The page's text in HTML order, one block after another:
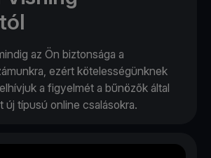
az Ön biztonsága a
ezért kötelességünknek
a figyelmét a bűnözők által
új típusú online csalásokra.